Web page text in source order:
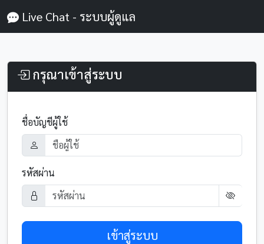
Live Chat - ระบบผู้ดูแล
กรุณาเข้าสู่ระบบ
ชื่อบัญชีผู้ใช้
รหัสผ่าน
เข้าสู่ระบบ